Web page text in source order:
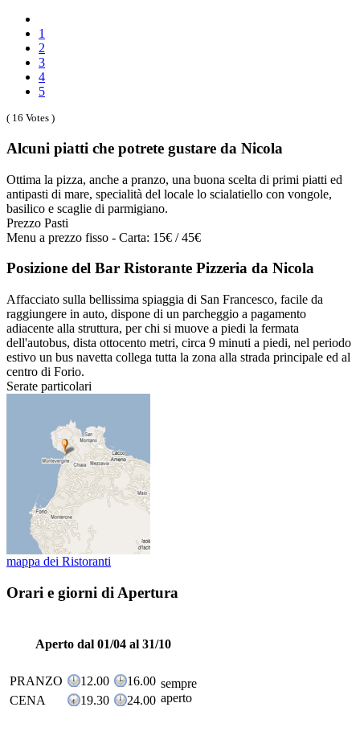
1
2
3
4
5
( 16 Votes )
Alcuni piatti che potrete gustare da Nicola
Ottima la pizza, anche a pranzo, una buona scelta di primi piatti ed
antipasti di mare, specialità del locale lo scialatiello con vongole,
basilico e scaglie di parmigiano.
Prezzo Pasti
Menu a prezzo fisso - Carta: 15€ / 45€
Posizione del Bar Ristorante Pizzeria da Nicola
Affacciato sulla bellissima spiaggia di San Francesco, facile da
raggiungere in auto, dispone di un parcheggio a pagamento
adiacente alla struttura, per chi si muove a piedi la fermata
dell'autobus, dista ottocento metri, circa 9 minuti a piedi, nel periodo
estivo un bus navetta collega tutta la zona alla strada principale ed al
centro di Forio.
Serate particolari
mappa dei Ristoranti
Orari e giorni di Apertura
Aperto dal 01/04 al 31/10
PRANZO 12.00 16.00 sempre
aperto
CENA 19.30 24.00